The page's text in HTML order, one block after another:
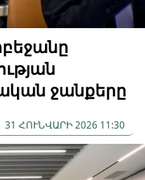
ջանքերը
31 ՀՈՒՆՎԱՐԻ 2026 11:30